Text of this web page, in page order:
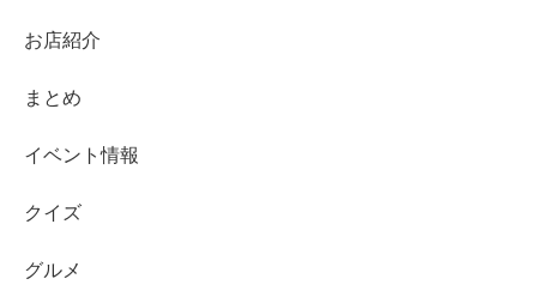
お店紹介
まとめ
イベント情報
クイズ
グルメ